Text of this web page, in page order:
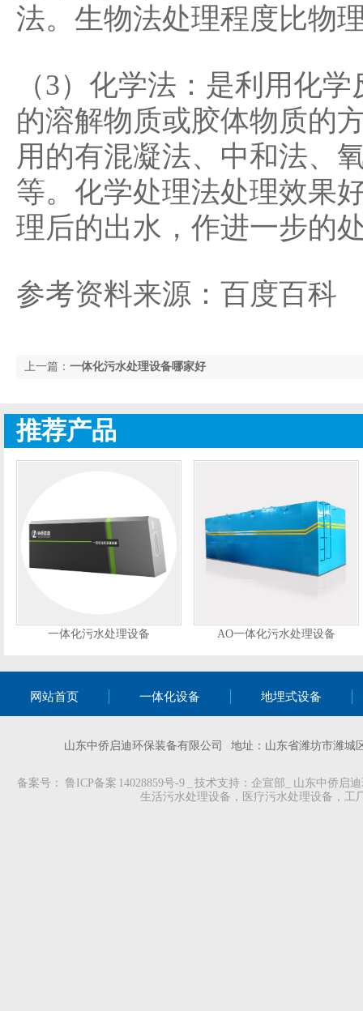
法。生物法处理程度比物
（3）化学法：是利用化
的溶解物质或胶体物质的
用的有混凝法、中和法、
等。化学处理法处理效果
理后的出水，作进一步的
参考资料来源：百度百科
上一篇： 一体化污水处理设备哪家好
推荐产品
一体化污水处理设备 AO一体化污水处理设备
网站首页 一体化设备 地埋式设备
山东中侨启迪环保装备有限公司 地址：山东省潍坊市潍
备案号： 鲁ICP备案 14028859号-9
_ 技术支持：企宣部_ 山东中侨启
生活污水处理设备，医疗污水处理设备，工